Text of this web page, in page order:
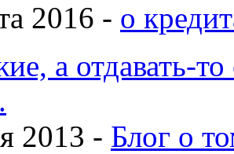
2016 - о
а отдавать-
2013 - Блог о